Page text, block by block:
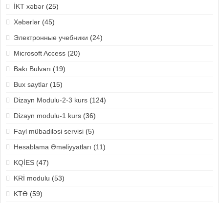
İKT xəbər(25)
Xəbərlər(45)
Электронные учебники (24)
Microsoft Access(20)
Bakı Bulvarı (19)
Bux saytlar(15)
Dizayn Modulu-2-3 kurs(124)
Dizayn modulu-1 kurs(36)
Fayl mübadiləsi servisi(5)
Hesablama Əməliyyatları (11)
KQİES(47)
KRİ modulu (53)
KTƏ (59)